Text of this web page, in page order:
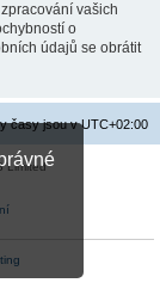
vašich
o
údajů se obrátit
časy jsou vUTC+02:00
Limited